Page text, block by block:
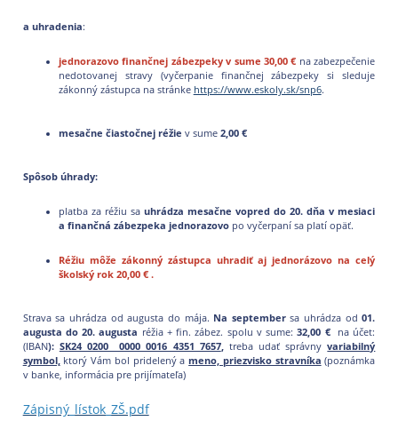
a uhradenia:
jednorazovo finančnej zábezpekyv sume 30,00 € na zabezpečenie
nedotovanej stravy (vyčerpanie finančnej zábezpeky si sleduje
zákonný zástupca na stránke https://www.eskoly.sk/snp6.
mesačne čiastočnej réžie v sume2,00 €
Spôsob úhrady:
platba za réžiu sa uhrádza mesačne vopred do 20. dňa v mesiaci
a finančná zábezpeka jednorazovo po vyčerpaní sa platí opäť.
Réžiu môže zákonný zástupca uhradiť aj jednorázovo na celý
školský rok 20,00 € .
Strava sa uhrádza od augusta do mája. Na septembersa uhrádza od01.
augusta do 20. augusta réžia + fin. zábez. spolu v sume:32,00 €na účet:
(IBAN): SK24 0200 0000 0016 4351 7657, treba udať správnyvariabilný
symbol,ktorý Vám bol pridelený ameno, priezvisko stravníka (poznámka
v banke, informácia pre prijímateľa)
Zápisný_lístok_ZŠ.pdf